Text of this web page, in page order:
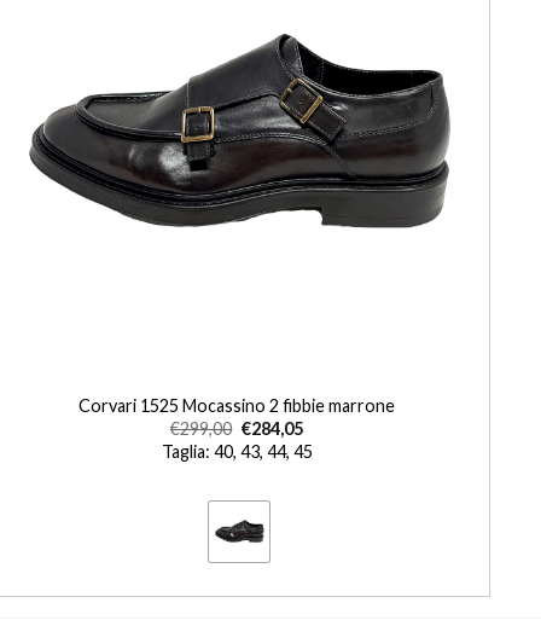
Corvari 1525 Mocassino 2 fibbie marrone
€299,00 €284,05
Taglia: 40, 43, 44, 45